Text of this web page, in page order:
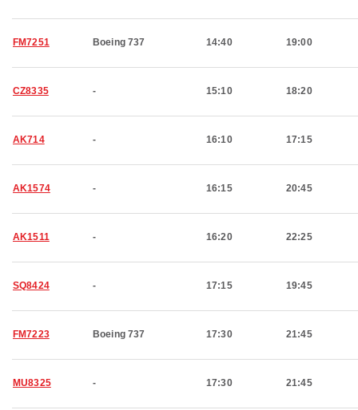
FM7251 Boeing 737 14:40 19:00
CZ8335 - 15:10 18:20
AK714 - 16:10 17:15
AK1574 - 16:15 20:45
AK1511 - 16:20 22:25
SQ8424 - 17:15 19:45
FM7223 Boeing 737 17:30 21:45
MU8325 - 17:30 21:45